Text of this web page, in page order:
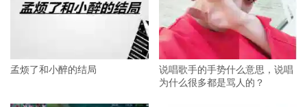
孟烦了和小醉的结局
说唱歌手的手势什么意思，说唱
为什么很多都是骂人的？